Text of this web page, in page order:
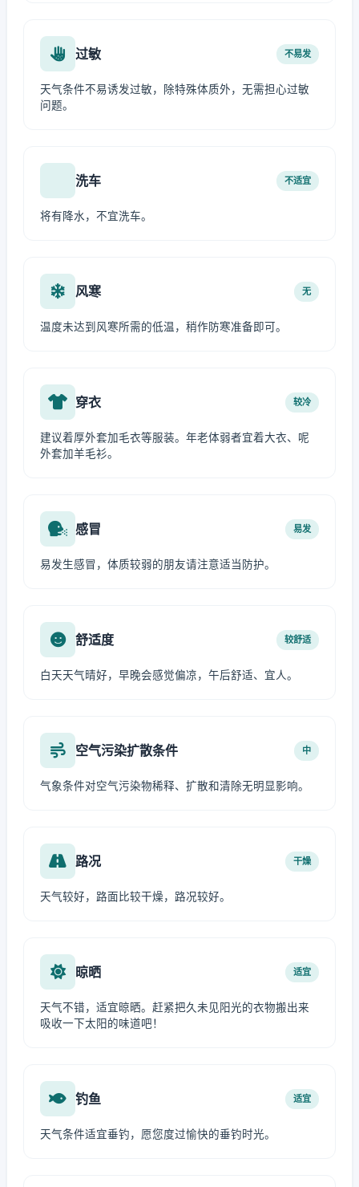
过敏 不易发
天气条件不易诱发过敏，除特殊体质外，无需担心过敏
问题。
洗车 不适宜
将有降水，不宜洗车。
风寒 无
温度未达到风寒所需的低温，稍作防寒准备即可。
穿衣 较冷
建议着厚外套加毛衣等服装。年老体弱者宜着大衣、呢
外套加羊毛衫。
感冒 易发
易发生感冒，体质较弱的朋友请注意适当防护。
舒适度 较舒适
白天天气晴好，早晚会感觉偏凉，午后舒适、宜人。
空气污染扩散条件 中
气象条件对空气污染物稀释、扩散和清除无明显影响。
路况 干燥
天气较好，路面比较干燥，路况较好。
晾晒 适宜
天气不错，适宜晾晒。赶紧把久未见阳光的衣物搬出来
吸收一下太阳的味道吧！
钓鱼 适宜
天气条件适宜垂钓，愿您度过愉快的垂钓时光。